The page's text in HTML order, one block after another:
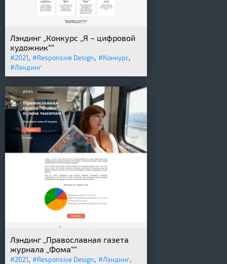
Лэндинг „Конкурс „Я – цифровой
художник““
#2021, #Responsive Design, #Конкурс,
#Лэндинг
Лэндинг „Православная газета
журнала „Фома““
#2021, #Responsive Design, #Лэндинг,